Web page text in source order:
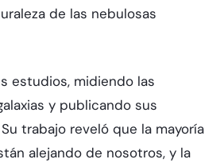
de las nebulosas
estudios, midiendo las
y publicando sus
trabajo reveló que la mayoría
alejando de nosotros, y la